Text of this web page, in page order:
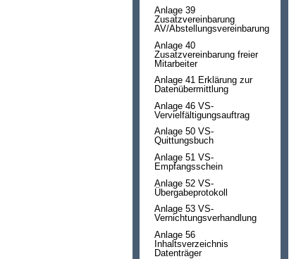
Anlage 39
Zusatzvereinbarung
AV/Abstellungsvereinbarung
Anlage 40
Zusatzvereinbarung freier
Mitarbeiter
Anlage 41 Erklärung zur
Datenübermittlung
Anlage 46 VS-
Vervielfältigungsauftrag
Anlage 50 VS-
Quittungsbuch
Anlage 51 VS-
Empfangsschein
Anlage 52 VS-
Übergabeprotokoll
Anlage 53 VS-
Vernichtungsverhandlung
Anlage 56
Inhaltsverzeichnis
Datenträger